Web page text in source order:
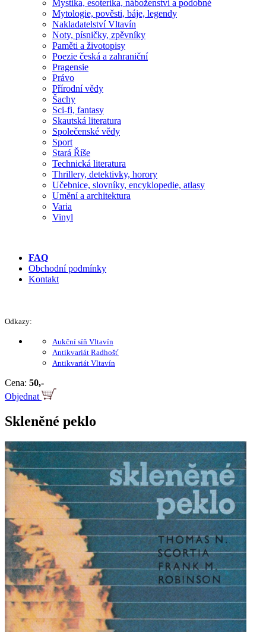
Mystika, esoterika, náboženství a podobné
Mytologie, pověsti, báje, legendy
Nakladatelství Vltavín
Noty, písničky, zpěvníky
Paměti a životopisy
Poezie česká a zahraniční
Pragensie
Právo
Přírodní vědy
Šachy
Sci-fi, fantasy
Skautská literatura
Společenské vědy
Sport
Stará Říše
Technická literatura
Thrillery, detektivky, horory
Učebnice, slovníky, encyklopedie, atlasy
Umění a architektura
Varia
Vinyl
FAQ
Obchodní podmínky
Kontakt
Odkazy:
Aukční síň Vltavín
Antikvariát Radhošť
Antikvariát Vltavín
Cena: 50,-
Objednat
Skleněné peklo